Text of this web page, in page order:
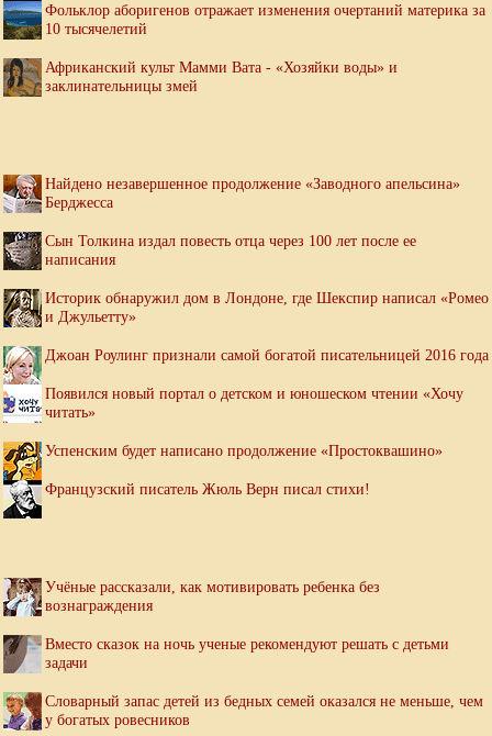
Фольклор аборигенов отражает изменения очертаний материка за
10 тысячелетий
Африканский культ Мамми Вата - «Хозяйки воды» и
заклинательницы змей
Найдено незавершенное продолжение «Заводного апельсина»
Берджесса
Сын Толкина издал повесть отца через 100 лет после ее
написания
Историк обнаружил дом в Лондоне, где Шекспир написал «Ромео
и Джульетту»
Джоан Роулинг признали самой богатой писательницей 2016 года
Появился новый портал о детском и юношеском чтении «Хочу
читать»
Успенским будет написано продолжение «Простоквашино»
Французский писатель Жюль Верн писал стихи!
Учёные рассказали, как мотивировать ребенка без
вознаграждения
Вместо сказок на ночь ученые рекомендуют решать с детьми
задачи
Словарный запас детей из бедных семей оказался не меньше, чем
у богатых ровесников